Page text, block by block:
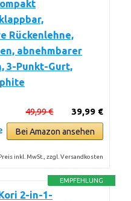
Rückenlehne,
abnehmbarer
3-Punkt-Gurt,
39,99 €
49,99 €
Bei Amazon ansehen
inkl. MwSt., zzgl. Versandkosten
EMPFEHLUNG
2-in-1-